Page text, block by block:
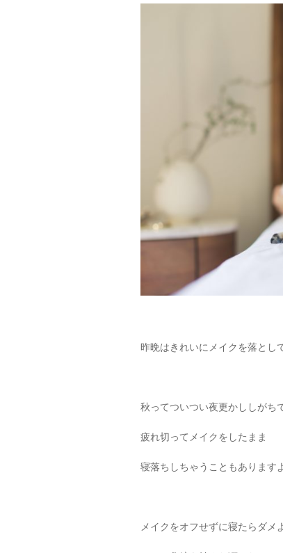
昨晩はきれいにメイクを落とし
秋ってついつい夜更かししがち
疲れ切ってメイクをしたまま
寝落ちしちゃうこともあります
メイクをオフせずに寝たらダメ